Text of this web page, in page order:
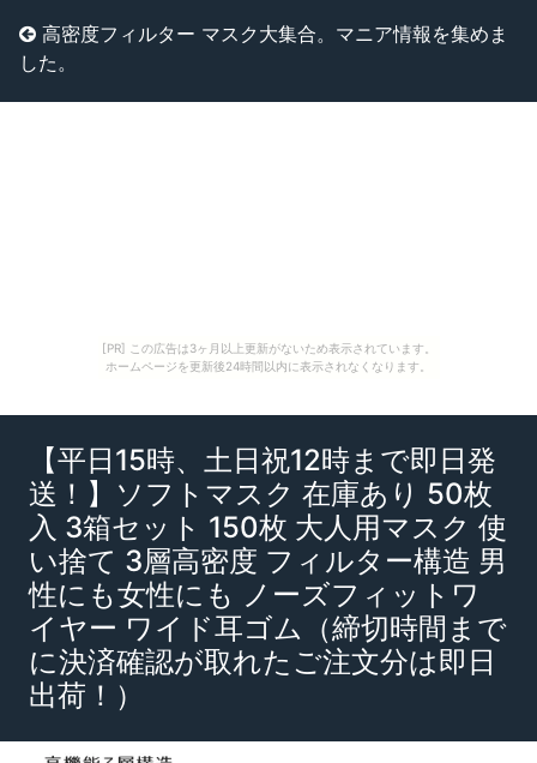
[PR] この広告は3ヶ月以上更新がないため表示されています。
ホームページを更新後24時間以内に表示されなくなります。
高密度フィルター マスク大集合。マニア情報を集めま
した。
【平日15時、土日祝12時まで即日発
送！】ソフトマスク 在庫あり 50枚
入 3箱セット 150枚 大人用マスク 使
い捨て 3層高密度 フィルター構造 男
性にも女性にも ノーズフィットワ
イヤー ワイド耳ゴム（締切時間まで
に決済確認が取れたご注文分は即日
出荷！）